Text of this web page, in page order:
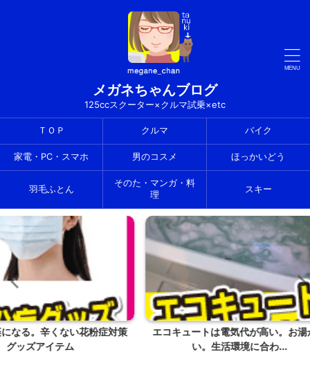
メガネちゃんブログ
125ccスクーター×クルマ試乗×etc
ＴＯＰ クルマ バイク
家電・PC・スマホ 男のコスメ ほっかいどう
羽毛ふとん
そのた・マンガ・料
理
スキー
粉症対策
エコキュートは電気代が高い。お湯が臭
い。生活環境に合わ...
暖かい